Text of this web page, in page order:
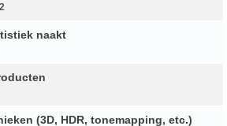
naakt
(3D, HDR, tonemapping, etc.)